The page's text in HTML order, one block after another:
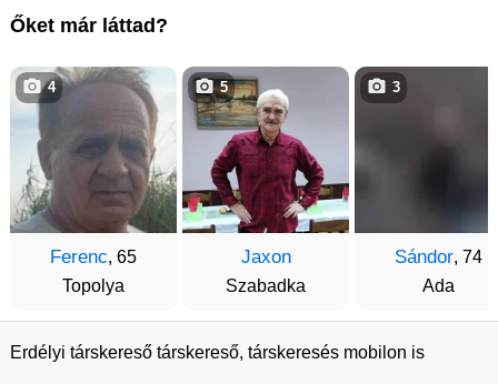
Őket már láttad?
Ferenc, 65
Topolya
4
Jaxon
Szabadka
5
Sándor, 74
Ada
3
Erdélyi társkereső társkereső, társkeresés mobilon is